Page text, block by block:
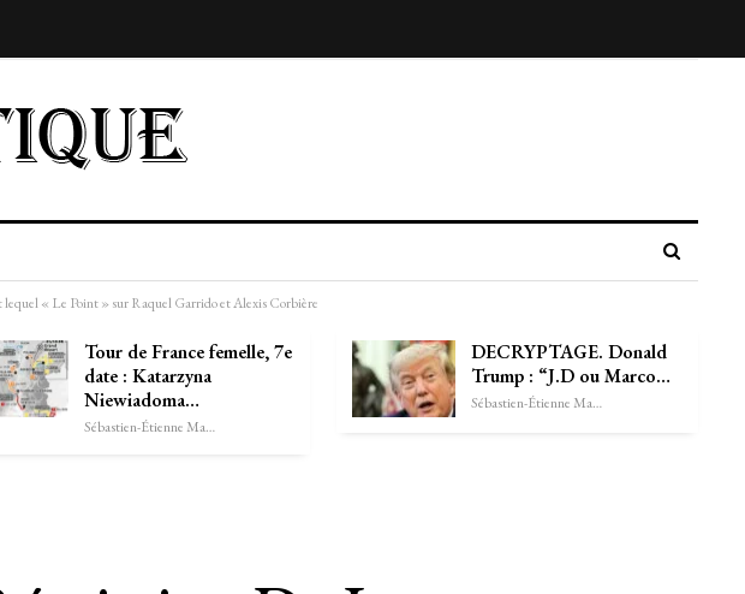
« Le Point » sur Raquel Garrido et Alexis Corbière
Tour de France femelle, 7e
date : Katarzyna
Niewiadoma…
Sébastien-Étienne Marechal
DECRYPTAGE. Donald
Trump : “J.D ou Marco…
Sébastien-Étienne Marechal